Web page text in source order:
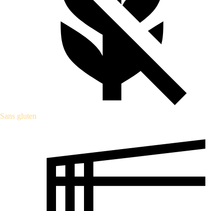
Sans gluten